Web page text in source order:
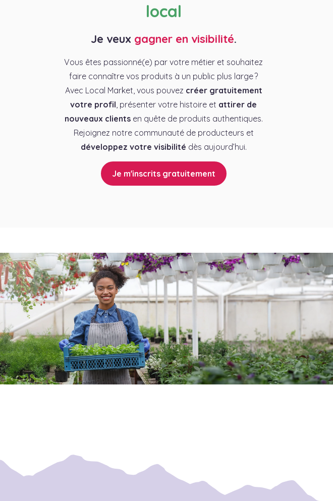
local
Je veux gagner en visibilité.
Vous êtes passionné(e) par votre métier et souhaitez
faire connaître vos produits à un public plus large ?
Avec Local Market, vous pouvez créer gratuitement
votre profil , présenter votre histoire et attirer de
nouveaux clientsen quête de produits authentiques.
Rejoignez notre communauté de producteurs et
développez votre visibilité dès aujourd’hui.
Je m'inscrits gratuitement